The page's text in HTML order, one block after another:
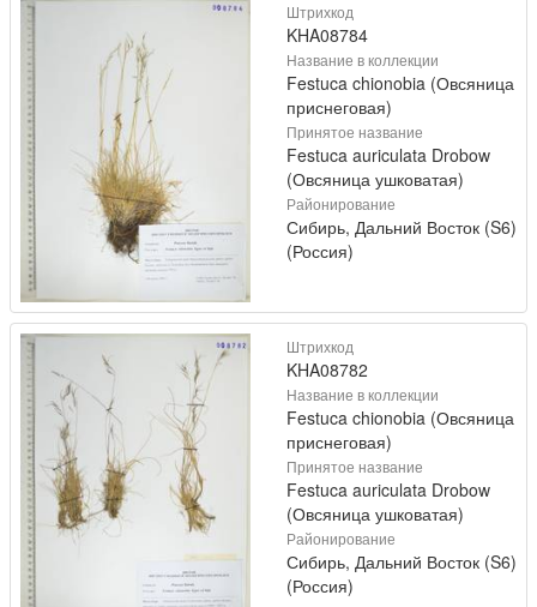
Штрихкод
KHA08784
Название в коллекции
Festuca chionobia (Овсяница
приснеговая)
Принятое название
Festuca auriculata Drobow
(Овсяница ушковатая)
Районирование
Сибирь, Дальний Восток (S6)
(Россия)
Штрихкод
KHA08782
Название в коллекции
Festuca chionobia (Овсяница
приснеговая)
Принятое название
Festuca auriculata Drobow
(Овсяница ушковатая)
Районирование
Сибирь, Дальний Восток (S6)
(Россия)